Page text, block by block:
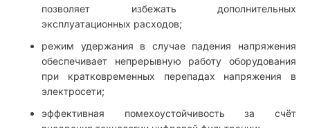
позволяет избежать дополнительных
эксплуатационных расходов;
режим удержания в случае падения напряжения
обеспечивает непрерывную работу оборудования
при кратковременных перепадах напряжения в
электросети;
эффективная помехоустойчивость за счёт